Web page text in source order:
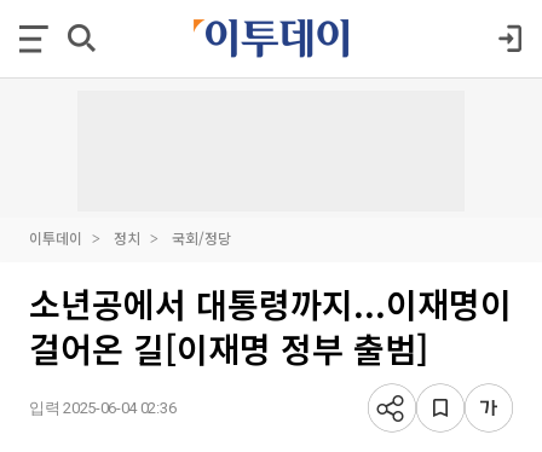
이투데이 정치 국회/정당
소년공에서 대통령까지...이재명이
걸어온 길[이재명 정부 출범]
입력 2025-06-04 02:36